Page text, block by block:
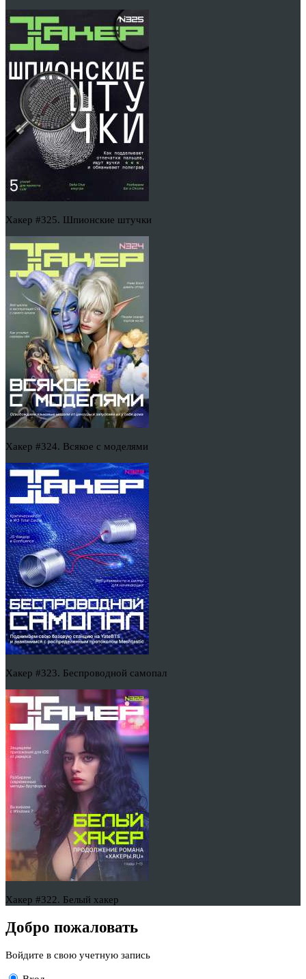
Хакер #325. Шпионские штучки
Хакер #324. Всякое с моделями
Хакер #323. Беспроводной самопал
Хакер #322. Белый хакер
Добро пожаловать
Войдите в свою учетную запись